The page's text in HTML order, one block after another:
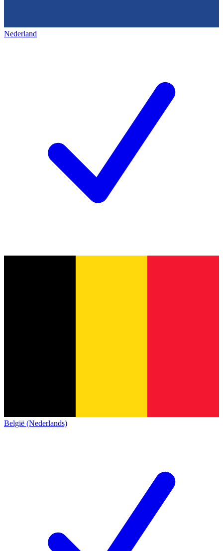
Nederland
België (Nederlands)